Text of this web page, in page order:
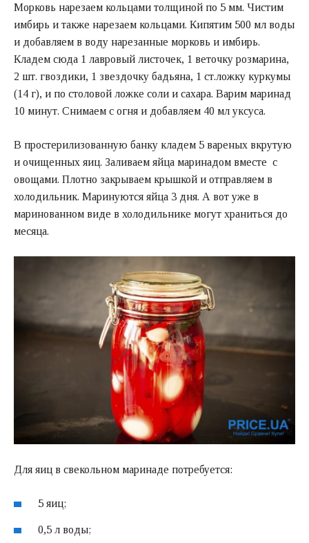
Морковь нарезаем кольцами толщиной по 5 мм. Чистим
имбирь и также нарезаем кольцами. Кипятим 500 мл воды
и добавляем в воду нарезанные морковь и имбирь.
Кладем сюда 1 лавровый листочек, 1 веточку розмарина,
2 шт. гвоздики, 1 звездочку бадьяна, 1 ст.ложку куркумы
(14 г), и по столовой ложке соли и сахара. Варим маринад
10 минут. Снимаем с огня и добавляем 40 мл уксуса.
В простерилизованную банку кладем 5 вареных вкрутую
и очищенных яиц. Заливаем яйца маринадом вместе с
овощами. Плотно закрываем крышкой и отправляем в
холодильник. Маринуются яйца 3 дня. А вот уже в
маринованном виде в холодильнике могут храниться до
месяца.
Для яиц в свекольном маринаде потребуется:
5 яиц;
0,5 л воды;